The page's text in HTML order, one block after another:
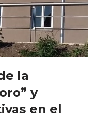
la
y
en el